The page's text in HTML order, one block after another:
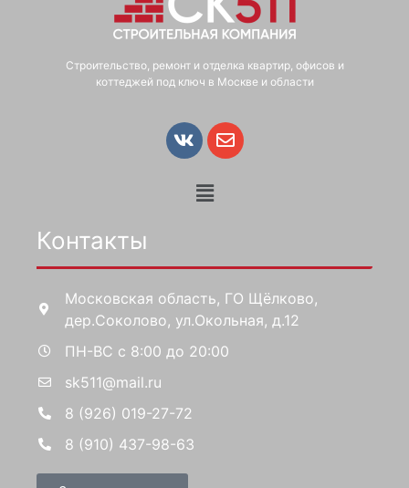
Строительство, ремонт и отделка квартир, офисов и
коттеджей под ключ в Москве и области
Контакты
Московская область, ГО Щёлково,
дер.Соколово, ул.Окольная, д.12
ПН-ВС с 8:00 до 20:00
sk511@mail.ru
8 (926) 019-27-72
8 (910) 437-98-63